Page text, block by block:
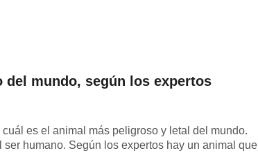
mundo, según los expertos
es el animal más peligroso y letal del mundo.
humano. Según los expertos hay un animal que